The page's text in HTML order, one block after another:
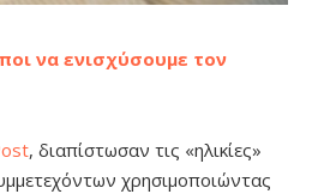
να ενισχύσουμε τον
, διαπίστωσαν τις «ηλικίες»
χρησιμοποιώντας